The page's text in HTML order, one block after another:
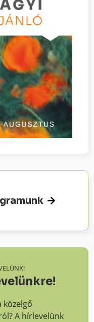
közelgő
A hírlevelünk